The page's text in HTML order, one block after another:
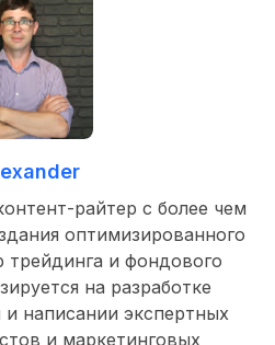
райтер с более чем
оптимизированного
трейдинга и фондового
на разработке
и написании экспертных
и маркетинговых